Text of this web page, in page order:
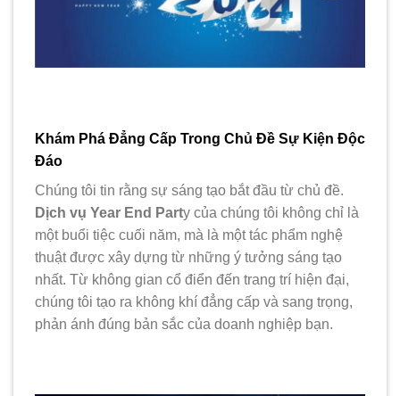
Khám Phá Đẳng Cấp Trong Chủ Đề Sự Kiện Độc
Đáo
Chúng tôi tin rằng sự sáng tạo bắt đầu từ chủ đề.
Dịch vụ Year End Party của chúng tôi không chỉ là
một buổi tiệc cuối năm, mà là một tác phẩm nghệ
thuật được xây dựng từ những ý tưởng sáng tạo
nhất. Từ không gian cổ điển đến trang trí hiện đại,
chúng tôi tạo ra không khí đẳng cấp và sang trọng,
phản ánh đúng bản sắc của doanh nghiệp bạn.